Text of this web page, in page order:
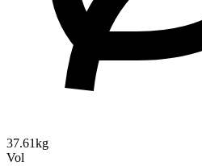
37.61kg
Vol